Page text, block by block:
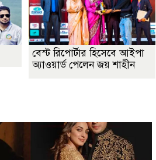
বেস্ট রিপোর্টার হিসেবে আইপা
অ্যাওয়ার্ড পেলেন জয় শাহীন